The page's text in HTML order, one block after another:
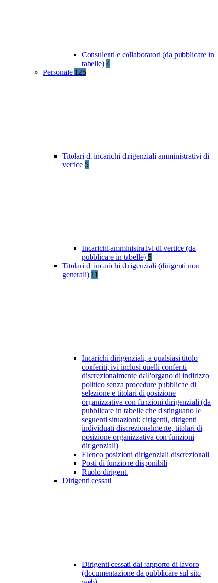
Consulenti e collaboratori (da pubblicare in
tabelle) 4
Personale 125
Titolari di incarichi dirigenziali amministrativi di
vertice 5
Incarichi amministrativi di vertice (da
pubblicare in tabelle) 5
Titolari di incarichi dirigenziali (dirigenti non
generali) 11
Incarichi dirigenziali, a qualsiasi titolo
conferiti, ivi inclusi quelli conferiti
discrezionalmente dall'organo di indirizzo
politico senza procedure pubbliche di
selezione e titolari di posizione
organizzativa con funzioni dirigenziali (da
pubblicare in tabelle che distinguano le
seguenti situazioni: dirigenti, dirigenti
individuati discrezionalmente, titolari di
posizione organizzativa con funzioni
dirigenziali)
Elenco posizioni dirigenziali discrezionali
Posti di funzione disponibili
Ruolo dirigenti
Dirigenti cessati
Dirigenti cessati dal rapporto di lavoro
(documentazione da pubblicare sul sito